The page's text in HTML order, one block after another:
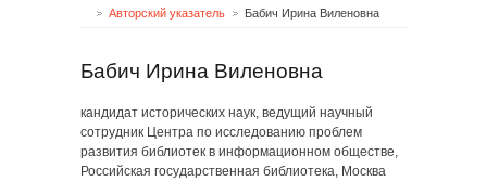
Авторский указатель Бабич Ирина Виленовна
Бабич Ирина Виленовна
кандидат исторических наук, ведущий научный
сотрудник Центра по исследованию проблем
развития библиотек в информационном обществе,
Российская государственная библиотека, Москва